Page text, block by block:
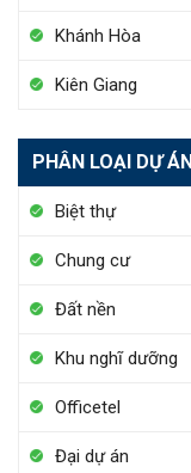
Khánh Hòa
Kiên Giang
PHÂN LOẠI DỰ ÁN
Biệt thự
Chung cư
Đất nền
Khu nghĩ dưỡng
Officetel
Đại dự án